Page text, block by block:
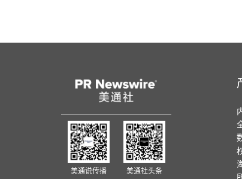
美通说传播 美通社头条